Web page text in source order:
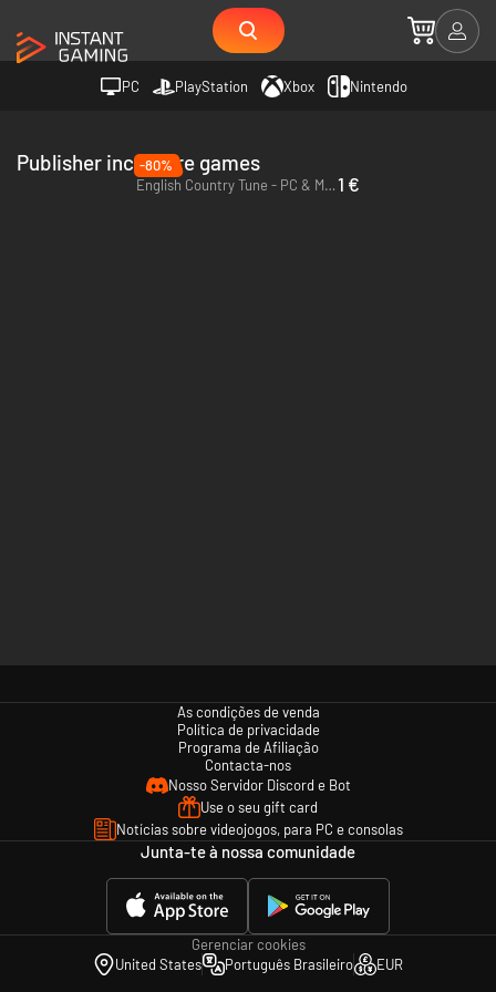
PC PlayStation Xbox Nintendo
Publisher increpare games
-80%
English Country Tune - PC & Mac (Steam)1 €
As condições de venda
Política de privacidade
Programa de Afiliação
Contacta-nos
Nosso Servidor Discord e Bot
Use o seu gift card
Notícias sobre videojogos, para PC e consolas
Junta-te à nossa comunidade
Gerenciar cookies
United States
Português Brasileiro EUR